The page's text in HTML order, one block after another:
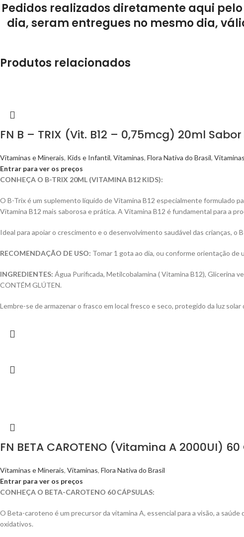
Pedidos realizados diretamente aqui
dia, seram entregues no mesmo dia,
Produtos relacionados
FN B – TRIX (Vit. B12 – 0,75mcg) 20ml
Vitaminas e Minerais, Kids e Infantil, Vitaminas, Flora Nativa do Brasil,
Entrar para ver os preços
CONHEÇA O B-TRIX 20ML (VITAMINA B12 KIDS):
O B-Trix é um suplemento líquido de Vitamina B12 especialmente formulado
Vitamina B12 mais saborosa e prática. A Vitamina B12 é fundamental para a
Ideal para apoiar o crescimento e o desenvolvimento saudável das crianças,
RECOMENDAÇÃO DE USO: Tomar 1 gota ao dia, ou conforme orientação de
INGREDIENTES: Água Purificada, Metilcobalamina ( Vitamina B12), Glicerina
CONTÉM GLÚTEN.
Lembre-se de armazenar o frasco em local fresco e seco, protegido da luz solar
FN BETA CAROTENO (Vitamina A 2000UI) 60
Vitaminas e Minerais, Vitaminas, Flora Nativa do Brasil
Entrar para ver os preços
CONHEÇA O BETA-CAROTENO 60 CÁPSULAS:
O Beta-caroteno é um precursor da vitamina A, essencial para a visão, a
oxidativos.